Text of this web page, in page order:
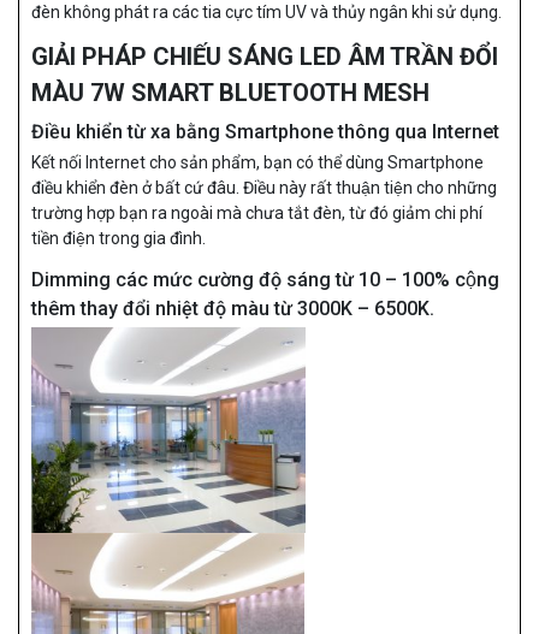
đèn không phát ra các tia cực tím UV và thủy ngân khi sử dụng.
GIẢI PHÁP CHIẾU SÁNG LED ÂM TRẦN ĐỔI
MÀU 7W SMART BLUETOOTH MESH
Điều khiển từ xa bằng Smartphone thông qua Internet
Kết nối Internet cho sản phẩm, bạn có thể dùng Smartphone
điều khiển đèn ở bất cứ đâu. Điều này rất thuận tiện cho những
trường hợp bạn ra ngoài mà chưa tắt đèn, từ đó giảm chi phí
tiền điện trong gia đình.
Dimming các mức cường độ sáng từ 10 – 100% cộng
thêm thay đổi nhiệt độ màu từ 3000K – 6500K.